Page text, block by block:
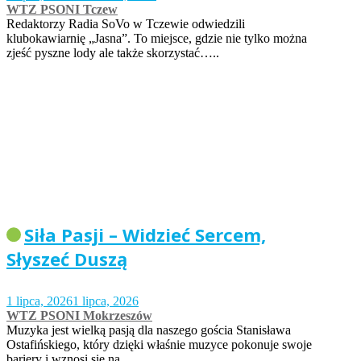
WTZ PSONI Tczew
Redaktorzy Radia SoVo w Tczewie odwiedzili
klubokawiarnię „Jasna”. To miejsce, gdzie nie tylko można
zjeść pyszne lody ale także skorzystać…..
Siła Pasji – Widzieć Sercem,
Słyszeć Duszą
1 lipca, 20261 lipca, 2026
WTZ PSONI Mokrzeszów
Muzyka jest wielką pasją dla naszego gościa Stanisława
Ostafińskiego, który dzięki właśnie muzyce pokonuje swoje